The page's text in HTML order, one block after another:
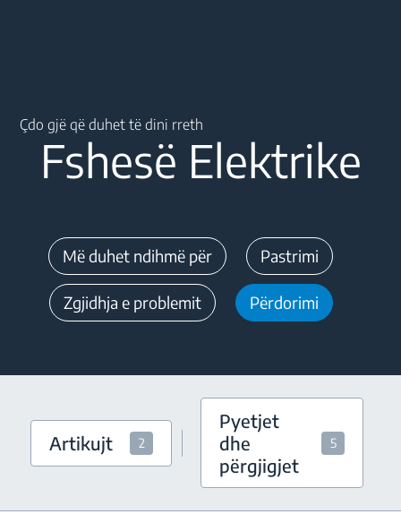
Çdo gjë që duhet të dini rreth
Fshesë Elektrike
Më duhet ndihmë për Pastrimi
Zgjidhja e problemit Përdorimi
Artikujt 2
Pyetjet
dhe
përgjigjet
5